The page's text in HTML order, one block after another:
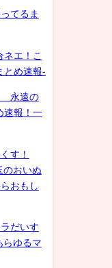
てるま
ネエ！こ
とめ速報-
永遠の
速報！一
す！
のおいぬ
おもし
だいす
らゆるマ